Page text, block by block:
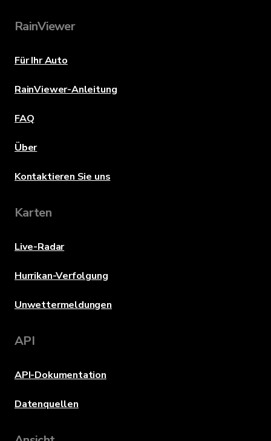
RainViewer
Für Ihr Auto
RainViewer-Anleitung
FAQ
Über
Kontaktieren Sie uns
Karten
Live-Radar
Hurrikan-Verfolgung
Unwettermeldungen
API
API-Dokumentation
Datenquellen